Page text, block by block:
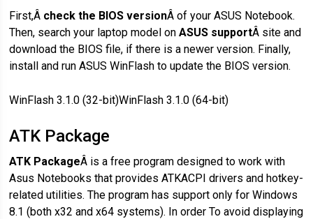
First,Â check the BIOS versionÂ of your ASUS Notebook.
Then, search your laptop model on ASUS supportÂ site and
download the BIOS file, if there is a newer version. Finally,
install and run ASUS WinFlash to update the BIOS version.
WinFlash 3.1.0 (32-bit)WinFlash 3.1.0 (64-bit)
ATK Package
ATK PackageÂ is a free program designed to work with
Asus Notebooks that provides ATKACPI drivers and hotkey-
related utilities. The program has support only for Windows
8.1 (both x32 and x64 systems). In order To avoid displaying